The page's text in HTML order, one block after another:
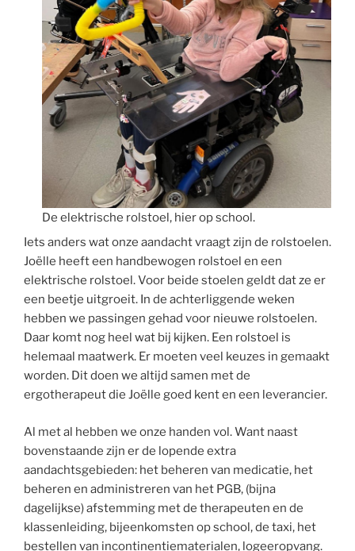
De elektrische rolstoel, hier op school.
Iets anders wat onze aandacht vraagt zijn de rolstoelen.
Joëlle heeft een handbewogen rolstoel en een
elektrische rolstoel. Voor beide stoelen geldt dat ze er
een beetje uitgroeit. In de achterliggende weken
hebben we passingen gehad voor nieuwe rolstoelen.
Daar komt nog heel wat bij kijken. Een rolstoel is
helemaal maatwerk. Er moeten veel keuzes in gemaakt
worden. Dit doen we altijd samen met de
ergotherapeut die Joëlle goed kent en een leverancier.
Al met al hebben we onze handen vol. Want naast
bovenstaande zijn er de lopende extra
aandachtsgebieden: het beheren van medicatie, het
beheren en administreren van het PGB, (bijna
dagelijkse) afstemming met de therapeuten en de
klassenleiding, bijeenkomsten op school, de taxi, het
bestellen van incontinentiematerialen, logeeropvang.